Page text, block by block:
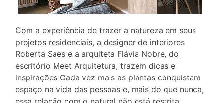
Com a experiência de trazer a natureza em seus
projetos residenciais, a designer de interiores
Roberta Saes e a arquiteta Flávia Nobre, do
escritório Meet Arquitetura, trazem dicas e
inspirações Cada vez mais as plantas conquistam
espaço na vida das pessoas e, mais do que nunca,